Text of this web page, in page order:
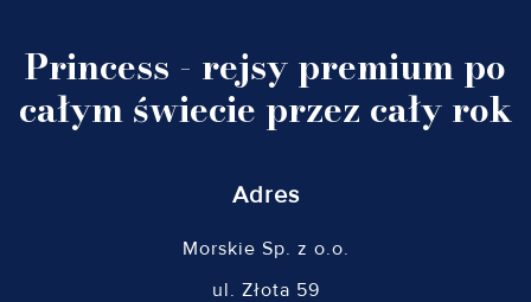
Princess - rejsy premium po
całym świecie przez cały rok
Adres
Morskie Sp. z o.o.
ul. Złota 59